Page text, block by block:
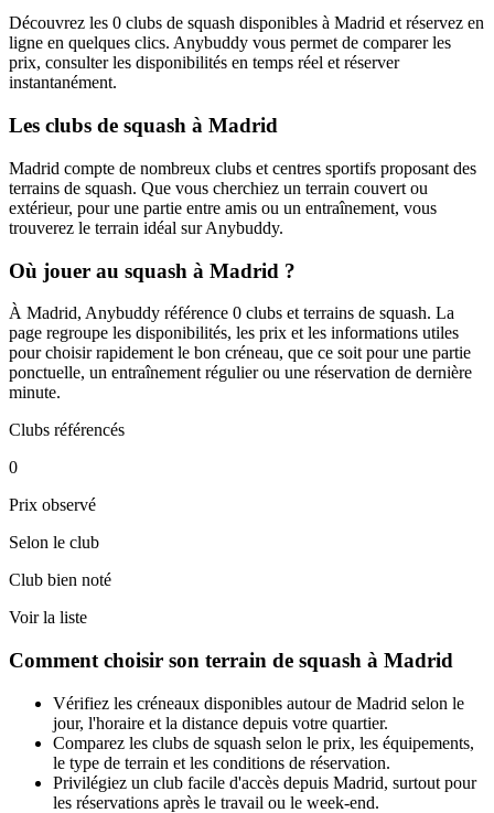
Découvrez les 0 clubs de squash disponibles à Madrid et réservez en
ligne en quelques clics. Anybuddy vous permet de comparer les
prix, consulter les disponibilités en temps réel et réserver
instantanément.
Les clubs de squash à Madrid
Madrid compte de nombreux clubs et centres sportifs proposant des
terrains de squash. Que vous cherchiez un terrain couvert ou
extérieur, pour une partie entre amis ou un entraînement, vous
trouverez le terrain idéal sur Anybuddy.
Où jouer au squash à Madrid ?
À Madrid, Anybuddy référence 0 clubs et terrains de squash. La
page regroupe les disponibilités, les prix et les informations utiles
pour choisir rapidement le bon créneau, que ce soit pour une partie
ponctuelle, un entraînement régulier ou une réservation de dernière
minute.
Clubs référencés
0
Prix observé
Selon le club
Club bien noté
Voir la liste
Comment choisir son terrain de squash à Madrid
Vérifiez les créneaux disponibles autour de Madrid selon le
jour, l'horaire et la distance depuis votre quartier.
Comparez les clubs de squash selon le prix, les équipements,
le type de terrain et les conditions de réservation.
Privilégiez un club facile d'accès depuis Madrid, surtout pour
les réservations après le travail ou le week-end.